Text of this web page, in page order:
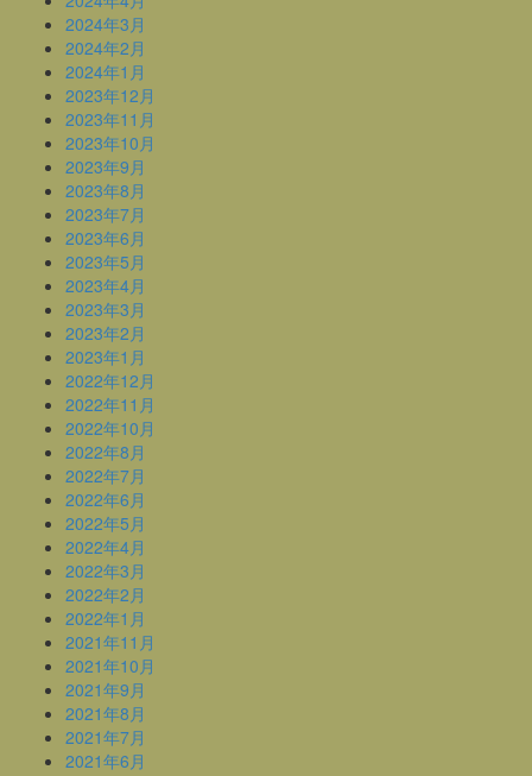
2024年3月
2024年2月
2024年1月
2023年12月
2023年11月
2023年10月
2023年9月
2023年8月
2023年7月
2023年6月
2023年5月
2023年4月
2023年3月
2023年2月
2023年1月
2022年12月
2022年11月
2022年10月
2022年8月
2022年7月
2022年6月
2022年5月
2022年4月
2022年3月
2022年2月
2022年1月
2021年11月
2021年10月
2021年9月
2021年8月
2021年7月
2021年6月